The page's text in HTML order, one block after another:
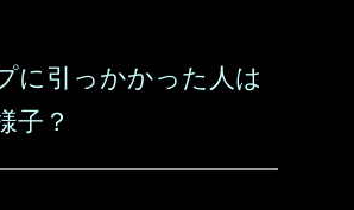
に引っかかった人は
子？